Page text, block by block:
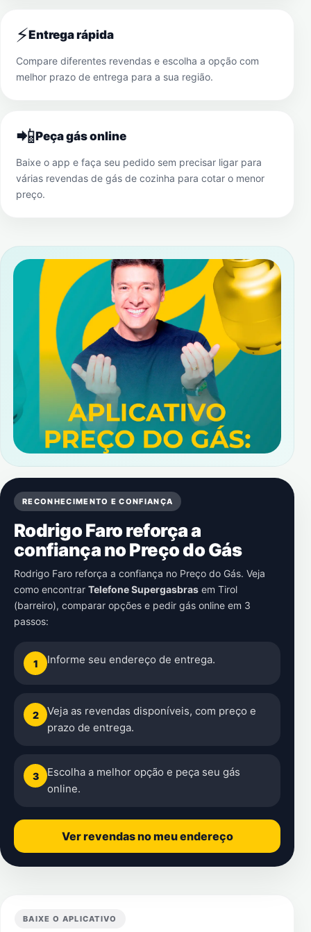
⚡Entrega rápida
Compare diferentes revendas e escolha a opção com
melhor prazo de entrega para a sua região.
📲Peça gás online
Baixe o app e faça seu pedido sem precisar ligar para
várias revendas de gás de cozinha para cotar o menor
preço.
RECONHECIMENTO E CONFIANÇA
Rodrigo Faro reforça a
confiança no Preço do Gás
Rodrigo Faro reforça a confiança no Preço do Gás. Veja
como encontrar Telefone Supergasbras em Tirol
(barreiro), comparar opções e pedir gás online em 3
passos:
1 Informe seu endereço de entrega.
2
Veja as revendas disponíveis, com preço e
prazo de entrega.
3
Escolha a melhor opção e peça seu gás
online.
Ver revendas no meu endereço
BAIXE O APLICATIVO